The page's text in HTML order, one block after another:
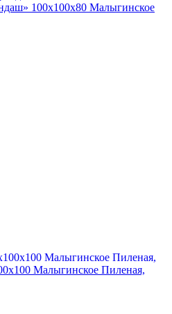
100х100x80 Малыгинское
Малыгинское Пиленая,